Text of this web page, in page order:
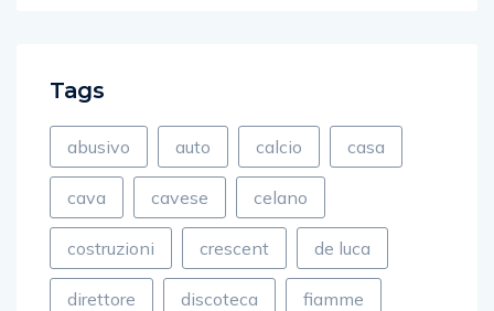
Tags
abusivo auto calcio casa
cava cavese celano
costruzioni crescent de luca
direttore discoteca fiamme